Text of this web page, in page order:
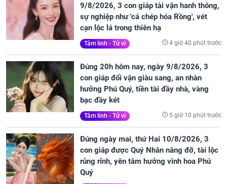
9/8/2026, 3 con giáp tài vận hanh thông,
sự nghiệp như 'cá chép hóa Rồng', vét
cạn lộc lá trong thiên hạ
Tâm linh - Tử vi 4 giờ 40 phút trước
Đúng 20h hôm nay, ngày 9/8/2026, 3
con giáp đổi vận giàu sang, an nhàn
hưởng Phú Quý, tiền tài đầy nhà, vàng
bạc đầy két
Tâm linh - Tử vi 5 giờ 10 phút trước
Đúng ngày mai, thứ Hai 10/8/2026, 3
con giáp được Quý Nhân nâng đỡ, tài lộc
rủng rỉnh, yên tâm hưởng vinh hoa Phú
Quý